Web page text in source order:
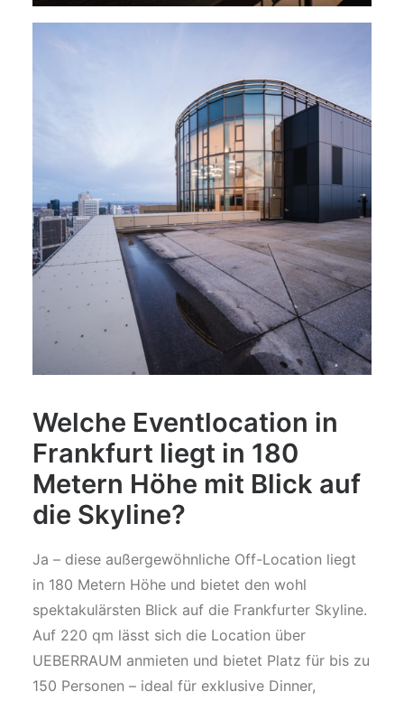
Welche Eventlocation in
Frankfurt liegt in 180
Metern Höhe mit Blick auf
die Skyline?
Ja – diese außergewöhnliche Off-Location liegt
in 180 Metern Höhe und bietet den wohl
spektakulärsten Blick auf die Frankfurter Skyline.
Auf 220 qm lässt sich die Location über
UEBERRAUM anmieten und bietet Platz für bis zu
150 Personen – ideal für exklusive Dinner,